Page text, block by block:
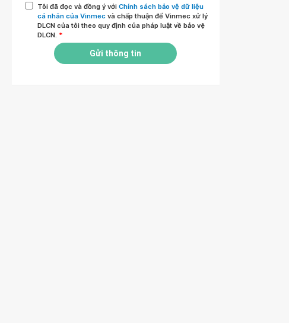
Tôi đã đọc và đồng ý với Chính sách bảo vệ dữ liệu
cá nhân của Vinmec và chấp thuận để Vinmec xử lý
DLCN của tôi theo quy định của pháp luật về bảo vệ
DLCN. *
Gửi thông tin